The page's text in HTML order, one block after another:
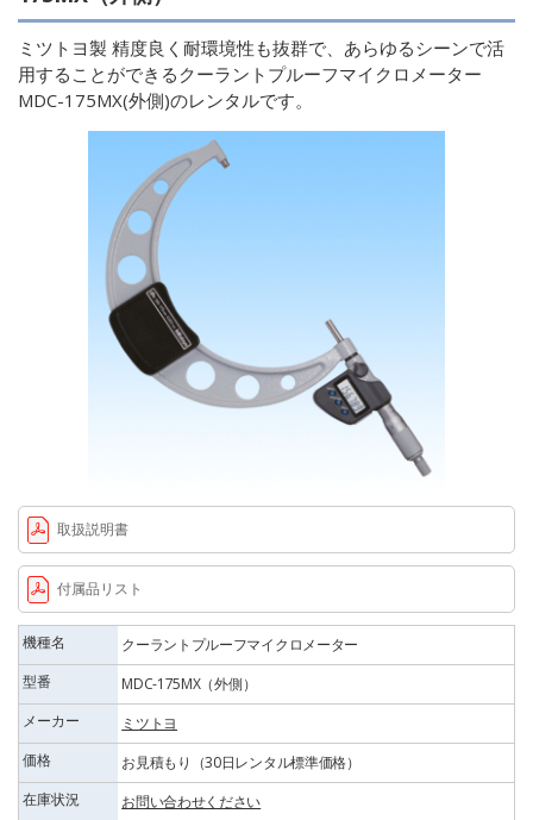
ミツトヨ製 精度良く耐環境性も抜群で、あらゆるシーンで活
用することができるクーラントプルーフマイクロメーター
MDC-175MX(外側)のレンタルです。
取扱説明書
付属品リスト
機種名
クーラントプルーフマイクロメーター
型番
MDC-175MX（外側）
メーカー
ミツトヨ
価格
お見積もり（30日レンタル標準価格）
在庫状況
お問い合わせください